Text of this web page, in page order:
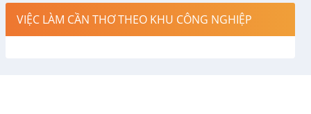
Hàng hải / Hàng không
Việc làm tại Cái Khế
VIỆC LÀM CẦN THƠ THEO KHU CÔNG NGHIỆP